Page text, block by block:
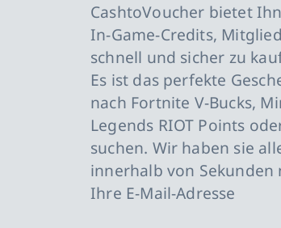
CashtoVoucher bietet
In-Game-Credits,
schnell und sicher zu
Es ist das perfekte
nach Fortnite V-Bucks,
Legends RIOT Points
suchen. Wir haben sie
innerhalb von
Ihre E-Mail-Adresse